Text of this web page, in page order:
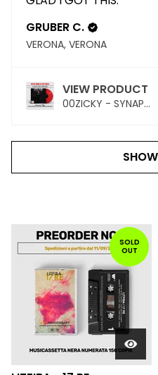
GRUBER C.
VERONA, VERONA
VIEW PRODUCT
00ZICKY - SYNAP...
PRODOTTI
IN
PRIMO
PIANO
SOLD
OUT